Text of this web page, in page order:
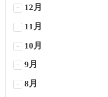
+ 12月
+ 11月
+ 10月
+ 9月
+ 8月